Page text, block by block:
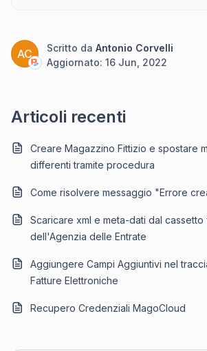
AC Scritto da Antonio Corvelli
Aggiornato: 16 Jun, 2022
Articoli recenti
Creare Magazzino Fittizio e spostare
differenti tramite procedura
Come risolvere messaggio "Errore
Scaricare xml e meta-dati dal
dell'Agenzia delle Entrate
Aggiungere Campi Aggiuntivi nel
Fatture Elettroniche
Recupero Credenziali MagoCloud